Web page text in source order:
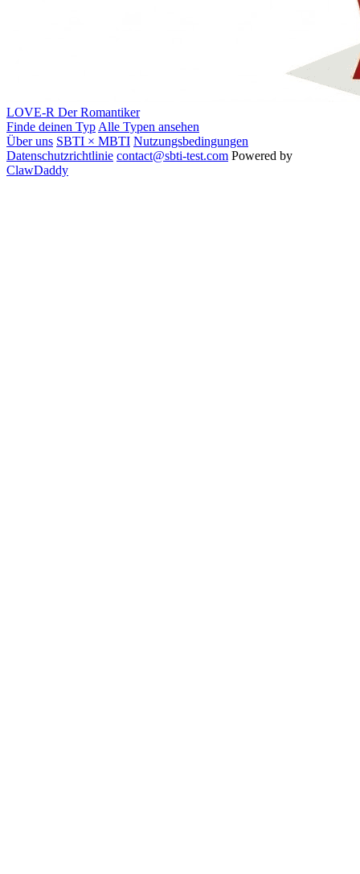
LOVE-R Der Romantiker
Finde deinen Typ Alle Typen ansehen
Über uns SBTI × MBTI Nutzungsbedingungen
Datenschutzrichtlinie contact@sbti-test.com Powered by
ClawDaddy